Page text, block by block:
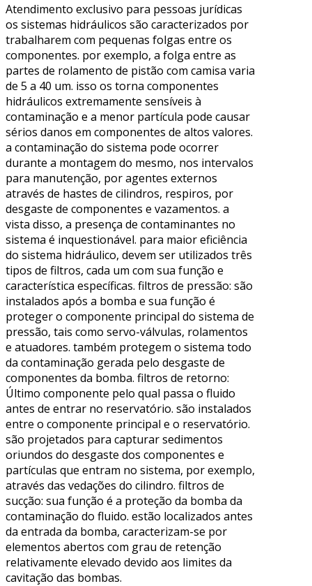
Atendimento exclusivo para pessoas jurídicas
os sistemas hidráulicos são caracterizados por
trabalharem com pequenas folgas entre os
componentes. por exemplo, a folga entre as
partes de rolamento de pistão com camisa varia
de 5 a 40 um. isso os torna componentes
hidráulicos extremamente sensíveis à
contaminação e a menor partícula pode causar
sérios danos em componentes de altos valores.
a contaminação do sistema pode ocorrer
durante a montagem do mesmo, nos intervalos
para manutenção, por agentes externos
através de hastes de cilindros, respiros, por
desgaste de componentes e vazamentos. a
vista disso, a presença de contaminantes no
sistema é inquestionável. para maior eficiência
do sistema hidráulico, devem ser utilizados três
tipos de filtros, cada um com sua função e
característica específicas. filtros de pressão: são
instalados após a bomba e sua função é
proteger o componente principal do sistema de
pressão, tais como servo-válvulas, rolamentos
e atuadores. também protegem o sistema todo
da contaminação gerada pelo desgaste de
componentes da bomba. filtros de retorno:
Último componente pelo qual passa o fluido
antes de entrar no reservatório. são instalados
entre o componente principal e o reservatório.
são projetados para capturar sedimentos
oriundos do desgaste dos componentes e
partículas que entram no sistema, por exemplo,
através das vedações do cilindro. filtros de
sucção: sua função é a proteção da bomba da
contaminação do fluido. estão localizados antes
da entrada da bomba, caracterizam-se por
elementos abertos com grau de retenção
relativamente elevado devido aos limites da
cavitação das bombas.